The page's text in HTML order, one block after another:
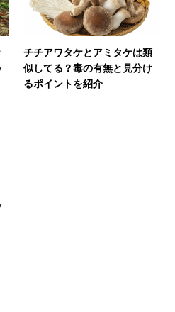
チチアワタケとアミタケは類
似してる？毒の有無と見分け
るポイントを紹介